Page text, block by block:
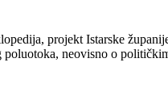
projekt Istarske
neovisno o